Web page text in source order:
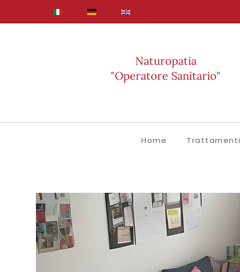
Naturopatia
"Operatore Sanitario"
Home Trattamenti